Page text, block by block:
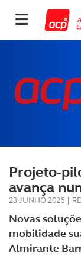
Projeto-
avança
23 JUNHO 2026 |
Novas
mobilidade
Almirante